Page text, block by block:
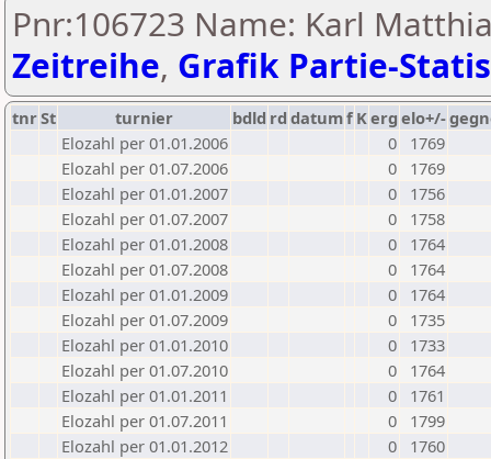
Pnr:106723 Name: Karl
Zeitreihe, Grafik Partie-
tnrSt turnier bdld rd datumf Kerg elo+/-
Elozahl per 01.01.2006
0
1769
Elozahl per 01.07.2006
0
1769
Elozahl per 01.01.2007
0
1756
Elozahl per 01.07.2007
0
1758
Elozahl per 01.01.2008
0
1764
Elozahl per 01.07.2008
0
1764
Elozahl per 01.01.2009
0
1764
Elozahl per 01.07.2009
0
1735
Elozahl per 01.01.2010
0
1733
Elozahl per 01.07.2010
0
1764
Elozahl per 01.01.2011
0
1761
Elozahl per 01.07.2011
0
1799
Elozahl per 01.01.2012
0
1760